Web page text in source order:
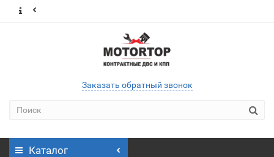
Заказать обратный звонок
Каталог